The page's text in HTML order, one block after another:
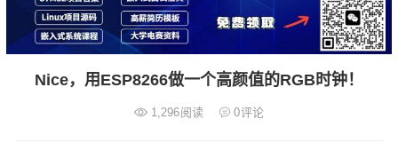
Nice，用ESP8266做一个高颜值的RGB时钟！
1,296阅读 0评论